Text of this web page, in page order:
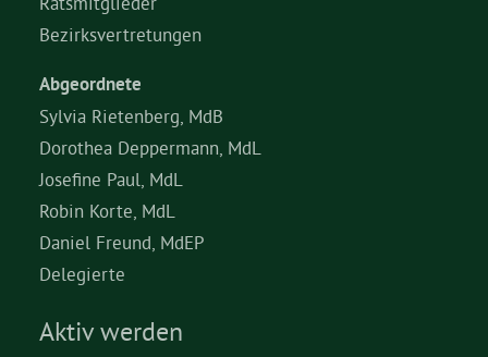
Bezirksvertretungen
Abgeordnete
Sylvia Rietenberg, MdB
Dorothea Deppermann, MdL
Josefine Paul, MdL
Robin Korte, MdL
Daniel Freund, MdEP
Delegierte
Aktiv werden